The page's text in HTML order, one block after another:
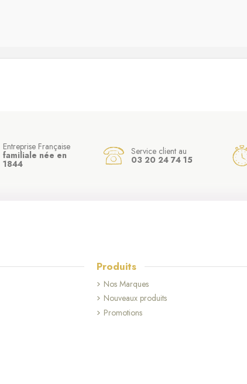
Entreprise Française
familiale née en
1844
Service client au
03 20 24 74 15
Produits
Nos Marques
Nouveaux produits
Promotions